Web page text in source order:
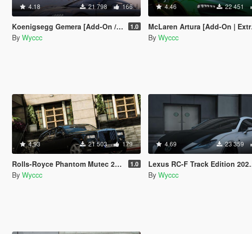
4.18 21 798 166
Koenigsegg Gemera [Add-On / Extra] 1.0
By Wyccc
4.46 22 451
McLaren Artura [Add-On | Extras]
By Wyccc
4.93 21 503 179
Rolls-Royce Phantom Mutec 2012 [Add-On | Tuning] 1.0
By Wyccc
4.69 23 359
Lexus RC-F Track Edition 2020 [Add-On | Extras | Tuning]
By Wyccc